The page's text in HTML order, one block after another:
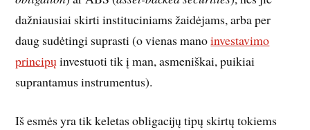
dažniausiai skirti instituciniams žaidėjams, arba per
daug sudėtingi suprasti (o vienas manoinvestavimo
principų investuoti tik į man, asmeniškai, puikiai
suprantamus instrumentus).
Iš esmės yra tik keletas obligacijų tipų skirtų tokiems